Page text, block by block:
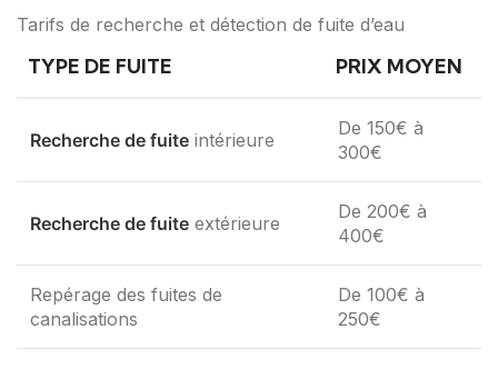
Tarifs de recherche et détection de fuite d’eau
TYPE DE FUITE PRIX MOYEN
Recherche de fuite intérieure
De 150€ à
300€
Recherche de fuite extérieure
De 200€ à
400€
Repérage des fuites de
canalisations
De 100€ à
250€